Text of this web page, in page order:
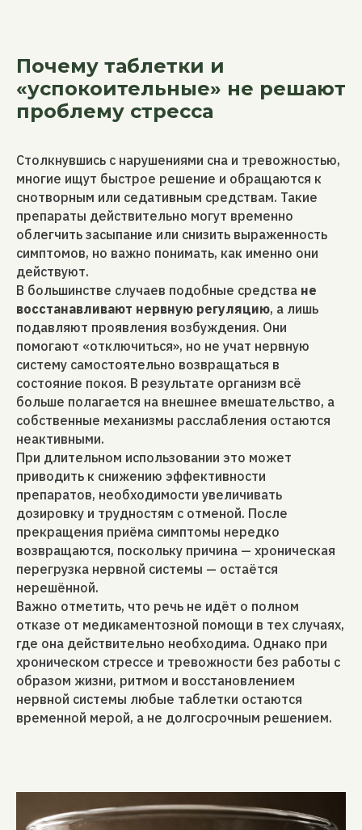
Почему таблетки и
«успокоительные» не решают
проблему стресса
Столкнувшись с нарушениями сна и тревожностью,
многие ищут быстрое решение и обращаются к
снотворным или седативным средствам. Такие
препараты действительно могут временно
облегчить засыпание или снизить выраженность
симптомов, но важно понимать, как именно они
действуют.
В большинстве случаев подобные средства не
восстанавливают нервную регуляцию, а лишь
подавляют проявления возбуждения. Они
помогают «отключиться», но не учат нервную
систему самостоятельно возвращаться в
состояние покоя. В результате организм всё
больше полагается на внешнее вмешательство, а
собственные механизмы расслабления остаются
неактивными.
При длительном использовании это может
приводить к снижению эффективности
препаратов, необходимости увеличивать
дозировку и трудностям с отменой. После
прекращения приёма симптомы нередко
возвращаются, поскольку причина — хроническая
перегрузка нервной системы — остаётся
нерешённой.
Важно отметить, что речь не идёт о полном
отказе от медикаментозной помощи в тех случаях,
где она действительно необходима. Однако при
хроническом стрессе и тревожности без работы с
образом жизни, ритмом и восстановлением
нервной системы любые таблетки остаются
временной мерой, а не долгосрочным решением.